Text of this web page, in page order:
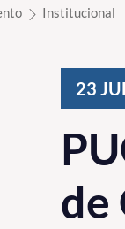
Institucional
23
de